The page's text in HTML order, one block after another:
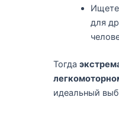
для
Тогда
идеальный